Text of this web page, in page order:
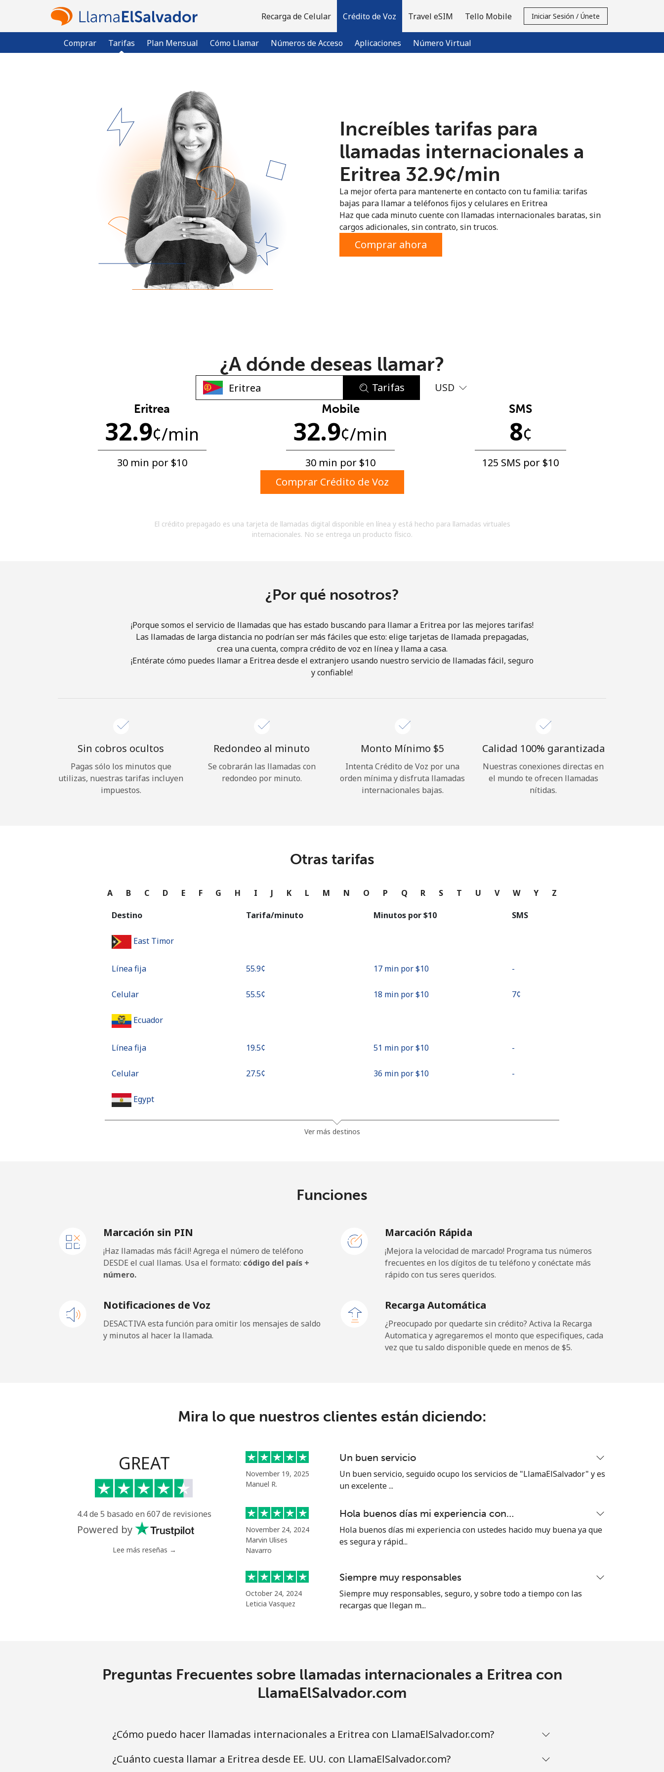
Recarga de Celular Crédito de Voz
Comprar Tarifas Plan Mensual Cómo Llamar Números de Acceso Aplicaciones Número Virtual
Travel eSIM Tello Mobile Iniciar Sesión / Únete
¿Ya tienes una cuenta? Inicia sesión →
Regístrate con
No se ha creado una contraseña
Mínimo 8 caracteres
Una letra mayúscula y una minúscula
Un caracter especial
acuerdo con estos
Términos y condiciones.
Únete
¡Hola!
Iniciar Sesión
Increíbles tarifas para
llamadas internacionales a
Eritrea ⁦32.9¢⁩/min
La mejor oferta para mantenerte en contacto con tu familia: tarifas
bajas para llamar a teléfonos fijos y celulares en Eritrea
Haz que cada minuto cuente con llamadas internacionales baratas, sin
cargos adicionales, sin contrato, sin trucos.
Comprar ahora
¿A dónde deseas llamar?
Tarifas USD
Eritrea
32.9¢/min
30 min por ⁦$10⁩
Mobile
32.9¢/min
30 min por ⁦$10⁩
SMS
8¢
125 SMS por ⁦$10⁩
Comprar Crédito de Voz
El crédito prepagado es una tarjeta de llamadas digital disponible en línea y está hecho para llamadas virtuales
internacionales. No se entrega un producto físico.
¿Por qué nosotros?
¡Porque somos el servicio de llamadas que has estado buscando para llamar a Eritrea por las mejores tarifas!
Las llamadas de larga distancia no podrían ser más fáciles que esto: elige tarjetas de llamada prepagadas,
crea una cuenta, compra crédito de voz en línea y llama a casa.
¡Entérate cómo puedes llamar a Eritrea desde el extranjero usando nuestro servicio de llamadas fácil, seguro
y confiable!
Sin cobros ocultos
Pagas sólo los minutos que
utilizas, nuestras tarifas incluyen
impuestos.
Redondeo al minuto
Se cobrarán las llamadas con
redondeo por minuto.
Monto Mínimo ⁦$5⁩
Intenta Crédito de Voz por una
orden mínima y disfruta llamadas
internacionales bajas.
Calidad 100% garantizada
Nuestras conexiones directas en
el mundo te ofrecen llamadas
nítidas.
Otras tarifas
A B C D E F G H I J K L M N O P Q R S T U V W Y Z
Destino Tarifa/minuto Minutos por ⁦$10⁩ SMS
East Timor
Línea fija ⁦55.9¢⁩ 17 min por ⁦$10⁩ -
Celular ⁦55.5¢⁩ 18 min por ⁦$10⁩ ⁦7¢⁩
Ecuador
Línea fija ⁦19.5¢⁩ 51 min por ⁦$10⁩ -
Celular ⁦27.5¢⁩ 36 min por ⁦$10⁩ -
Egypt
Línea fija 77 min por ⁦$10⁩
Claro Landlines ⁦9.9¢⁩ 101 min por ⁦$10⁩ -
77 min por ⁦$10⁩
Equatorial Guinea
All country 13 min por ⁦$10⁩ -
⁦32.9¢⁩ 30 min por ⁦$10⁩
Línea fija ⁦1.5¢⁩ 665 min por ⁦$10⁩ -
Celular
Eswatini
Línea fija ⁦25.9¢⁩ 38 min por ⁦$10⁩
⁦20.5¢⁩ 48 min por ⁦$10⁩
Ver más destinos
Funciones
Marcación sin PIN
¡Haz llamadas más fácil! Agrega el número de teléfono
DESDE el cual llamas. Usa el formato: código del país +
número.
Marcación Rápida
¡Mejora la velocidad de marcado! Programa tus números
frecuentes en los dígitos de tu teléfono y conéctate más
rápido con tus seres queridos.
Notificaciones de Voz
DESACTIVA esta función para omitir los mensajes de saldo
y minutos al hacer la llamada.
Recarga Automática
¿Preocupado por quedarte sin crédito? Activa la Recarga
Automatica y agregaremos el monto que especifiques, cada
vez que tu saldo disponible quede en menos de ⁦$5⁩.
Mira lo que nuestros clientes están diciendo:
GREAT
4.4 de 5 basado en 607 de revisiones
Powered by
Lee más reseñas →
November 19, 2025
Manuel R.
Un buen servicio
Un buen servicio, seguido ocupo los servicios de "LlamaElSalvador" y es
un excelente ...
November 24, 2024
Marvin Ulises
Navarro
Hola buenos días mi experiencia con…
Hola buenos días mi experiencia con ustedes hacido muy buena ya que
es segura y rápid...
October 24, 2024
Leticia Vasquez
Siempre muy responsables
Siempre muy responsables, seguro, y sobre todo a tiempo con las
recargas que llegan m...
Preguntas Frecuentes sobre llamadas internacionales a Eritrea con
LlamaElSalvador.com
¿Cómo puedo hacer llamadas internacionales a Eritrea con LlamaElSalvador.com?
¿Cuánto cuesta llamar a Eritrea desde EE. UU. con LlamaElSalvador.com?